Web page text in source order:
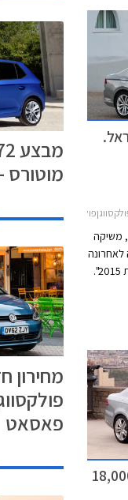
פאסאט 2015-2019
משיקה
בתואר המכובד "רכב השנה באירופה לשנת 2015".
עיצוב
פאסאט בהנחה של 18,000
מוטורס -
מחירון
פאסאט